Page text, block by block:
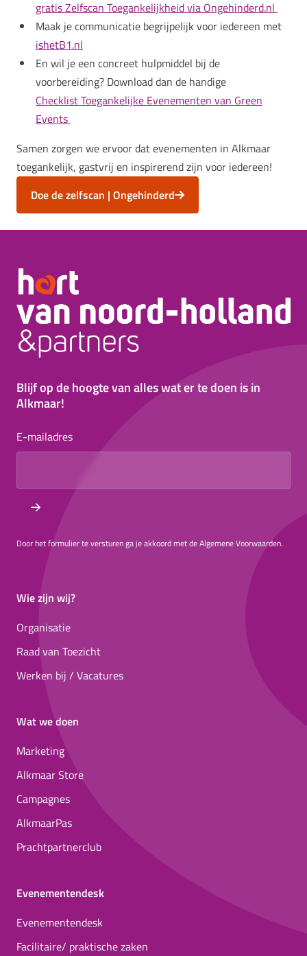
gratis Zelfscan Toegankelijkheid via Ongehinderd.nl
Maak je communicatie begrijpelijk voor iedereen met
ishetB1.nl
En wil je een concreet hulpmiddel bij de
voorbereiding? Download dan de handige
Checklist Toegankelijke Evenementen van Green
Events
Samen zorgen we ervoor dat evenementen in Alkmaar
toegankelijk, gastvrij en inspirerend zijn voor iedereen!
Doe de zelfscan | Ongehinderd
Blijf op de hoogte van alles wat er te doen is in
Alkmaar!
E-mailadres
Door het formulier te versturen ga je akkoord met de Algemene Voorwaarden.
Wie zijn wij?
Organisatie
Raad van Toezicht
Werken bij / Vacatures
Wat we doen
Marketing
Alkmaar Store
Campagnes
AlkmaarPas
Prachtpartnerclub
Evenementendesk
Evenementendesk
Facilitaire/ praktische zaken